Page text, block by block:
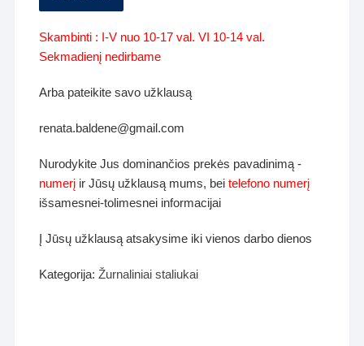
Skambinti : I-V nuo 10-17 val. VI 10-14 val.
Sekmadienį nedirbame
Arba pateikite savo užklausą
renata.baldene@gmail.com
Nurodykite Jus dominančios prekės pavadinimą -
numerį ir Jūsų užklausą mums, beitelefono numerį
išsamesnei-tolimesnei informacijai
Į Jūsų užklausą atsakysime iki vienos darbo dienos
Kategorija:Žurnaliniai staliukai